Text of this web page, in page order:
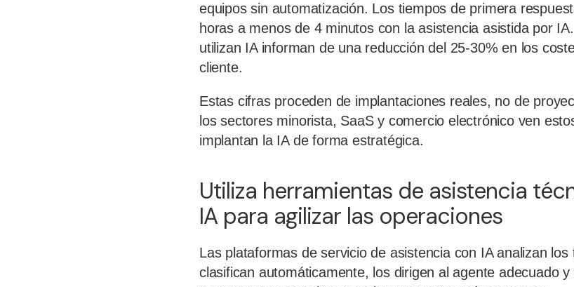
equipos sin automatización. Los tiempos de primera
horas a menos de 4 minutos con la asistencia asistida por
utilizan IA informan de una reducción del 25-30% en los
cliente.
Estas cifras proceden de implantaciones reales, no de
los sectores minorista, SaaS y comercio electrónico ven
implantan la IA de forma estratégica.
Utiliza herramientas de asistencia
IA para agilizar las operaciones
Las plataformas de servicio de asistencia con IA analizan
clasifican automáticamente, los dirigen al agente adecuado